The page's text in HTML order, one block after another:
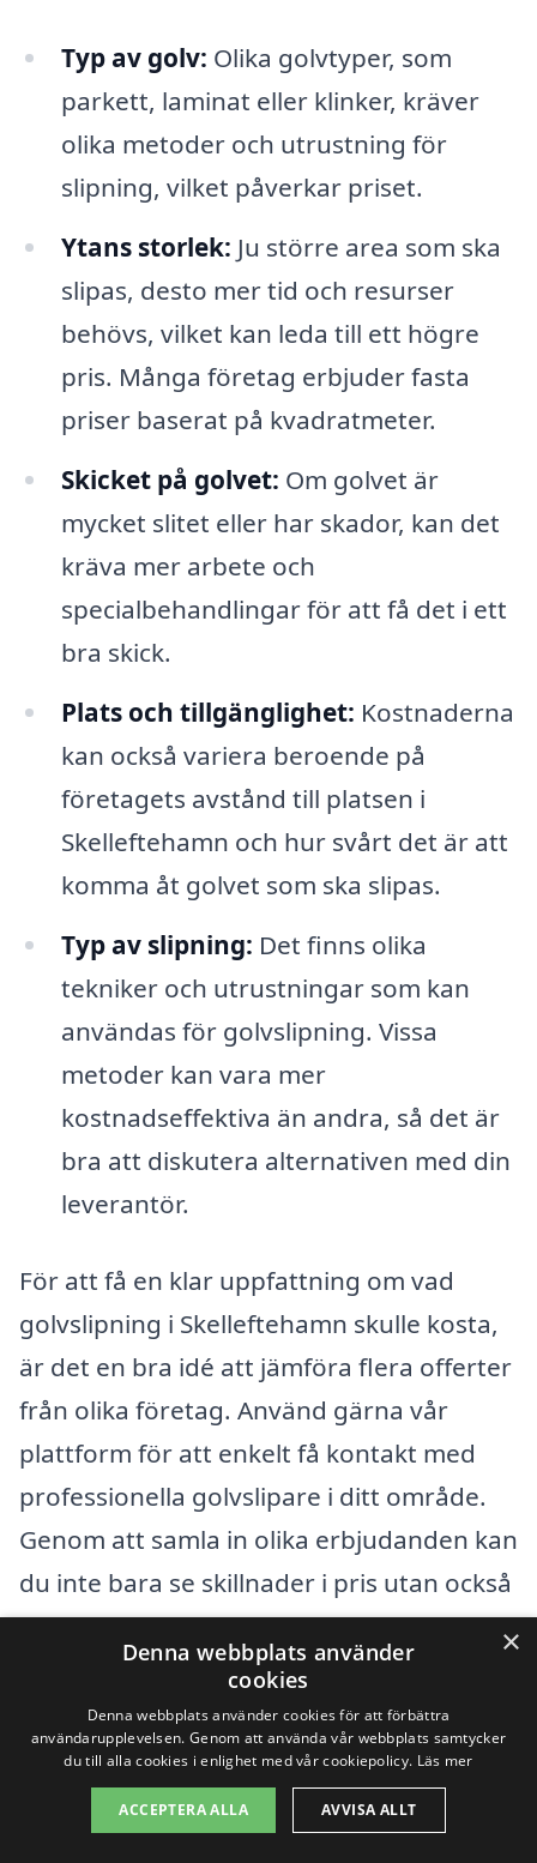
Typ av golv: Olika golvtyper, som
parkett, laminat eller klinker, kräver
olika metoder och utrustning för
slipning, vilket påverkar priset.
Ytans storlek: Ju större area som ska
slipas, desto mer tid och resurser
behövs, vilket kan leda till ett högre
pris. Många företag erbjuder fasta
priser baserat på kvadratmeter.
Skicket på golvet: Om golvet är
mycket slitet eller har skador, kan det
kräva mer arbete och
specialbehandlingar för att få det i ett
bra skick.
Plats och tillgänglighet: Kostnaderna
kan också variera beroende på
företagets avstånd till platsen i
Skelleftehamn och hur svårt det är att
komma åt golvet som ska slipas.
Typ av slipning: Det finns olika
tekniker och utrustningar som kan
användas för golvslipning. Vissa
metoder kan vara mer
kostnadseffektiva än andra, så det är
bra att diskutera alternativen med din
leverantör.
För att få en klar uppfattning om vad
golvslipning i Skelleftehamn skulle kosta,
är det en bra idé att jämföra flera offerter
från olika företag. Använd gärna vår
plattform för att enkelt få kontakt med
professionella golvslipare i ditt område.
Genom att samla in olika erbjudanden kan
du inte bara se skillnader i pris utan också
i den service och de garantier som
erbjuds. Kom ihåg att inte bara fokusera
på priset; erfarenhet och kvalité är också
viktiga faktorer som bör vägas in i ditt
beslut.
×
Denna webbplats använder
cookies
Denna webbplats använder cookies för att förbättra
användarupplevelsen. Genom att använda vår webbplats samtycker
du till alla cookies i enlighet med vår cookiepolicy. Läs mer
ACCEPTERA ALLA AVVISA ALLT